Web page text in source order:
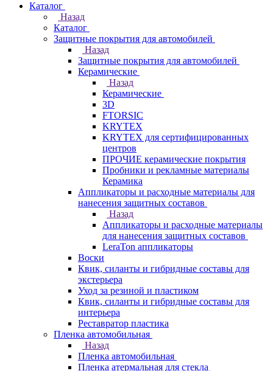
Каталог
Назад
Каталог
Защитные покрытия для автомобилей
Назад
Защитные покрытия для автомобилей
Керамические
Назад
Керамические
3D
FTORSIC
KRYTEX
KRYTEX для сертифицированных
центров
ПРОЧИЕ керамические покрытия
Пробники и рекламные материалы
Керамика
Аппликаторы и расходные материалы для
нанесения защитных составов
Назад
Аппликаторы и расходные материалы
для нанесения защитных составов
LeraTon аппликаторы
Воски
Квик, силанты и гибридные составы для
экстерьера
Уход за резиной и пластиком
Квик, силанты и гибридные составы для
интерьера
Реставратор пластика
Пленка автомобильная
Назад
Пленка автомобильная
Пленка атермальная для стекла